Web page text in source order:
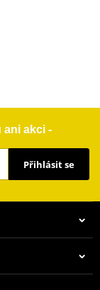
ani akci -
Přihlásit se